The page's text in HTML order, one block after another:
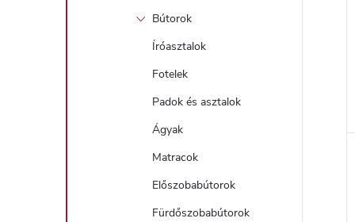
Bútorok
Íróasztalok
Fotelek
Padok és asztalok
Ágyak
Matracok
Előszobabútorok
Fürdőszobabútorok
l